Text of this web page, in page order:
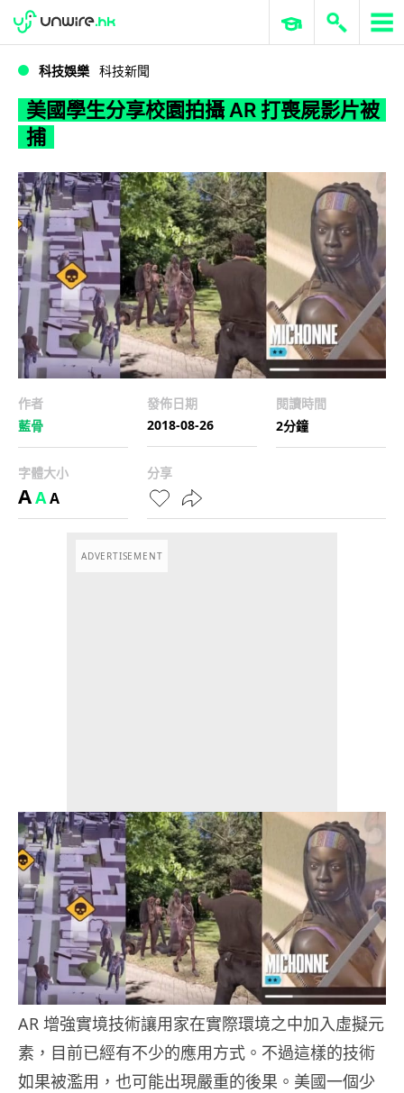
美國學生分享校園拍攝 AR 打喪屍影片被捕
WWDC 2026 ERP 與商業 AI
科技娛樂 科技新聞
美國學生分享校園拍攝 AR 打喪屍影片被
捕
作者
藍骨
發佈日期
2018-08-26
閱讀時間
2分鐘
字體大小
AAA
分享
ADVERTISEMENT
AR 增強實境技術讓用家在實際環境之中加入虛擬元
素，目前已經有不少的應用方式。不過這樣的技術
如果被濫用，也可能出現嚴重的後果。美國一個少